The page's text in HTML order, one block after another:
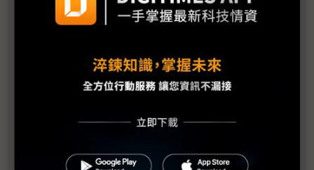
大數據AI EXPO首秀 推全新AI Workshop企業解決
實體AI受制垂直整合 研華倡議重構產業分工模式